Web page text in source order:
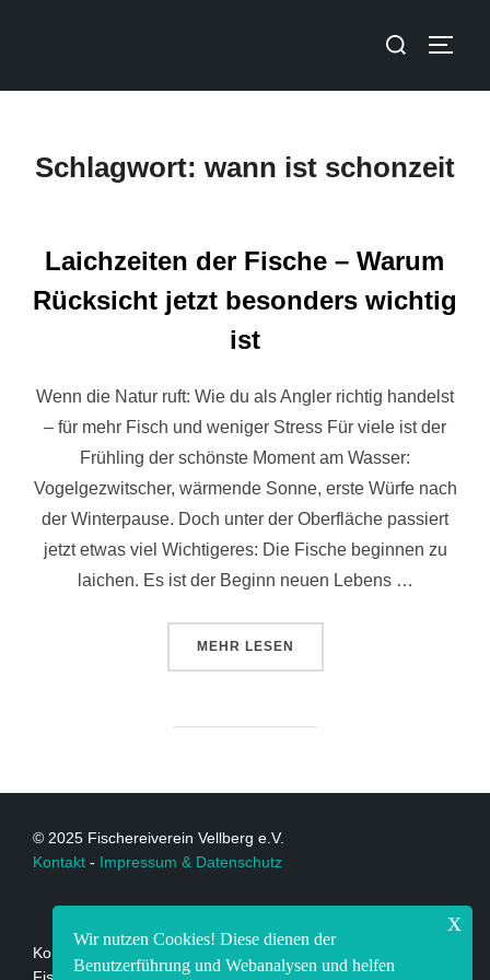
Schlagwort: wann ist schonzeit
Laichzeiten der Fische – Warum
Rücksicht jetzt besonders wichtig
ist
Wenn die Natur ruft: Wie du als Angler richtig handelst
– für mehr Fisch und weniger Stress Für viele ist der
Frühling der schönste Moment am Wasser:
Vogelgezwitscher, wärmende Sonne, erste Würfe nach
der Winterpause. Doch unter der Oberfläche passiert
jetzt etwas viel Wichtigeres: Die Fische beginnen zu
laichen. Es ist der Beginn neuen Lebens …
MEHR LESEN
© 2025 Fischereiverein Vellberg e.V.
Kontakt - Impressum & Datenschutz
Kontakt:
Fischereiverein Vellberg e.V.
Wir nutzen Cookies! Diese dienen der
Benutzerführung und Webanalysen und helfen
x